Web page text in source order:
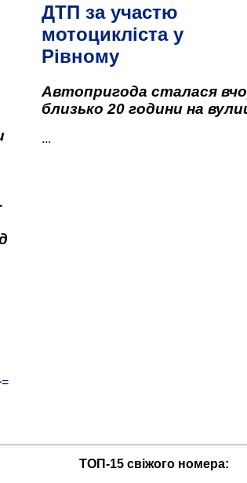
ДТП за участю
мотоцикліста у
Рівному
Автопригода сталася
близько 20 години на
...
ТОП-15 свіжого номера: